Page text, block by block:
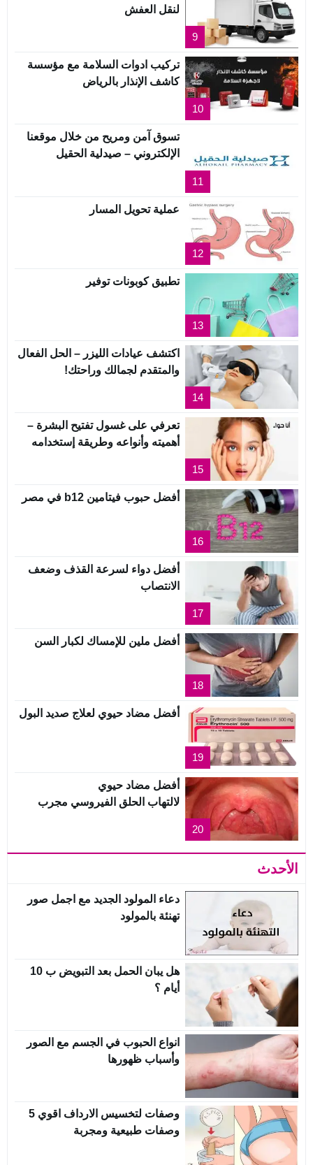
9
لنقل العفش
10
تركيب ادوات السلامة مع مؤسسة
كاشف الإنذار بالرياض
11
تسوق آمن ومريح من خلال موقعنا
الإلكتروني – صيدلية الحقيل
12
عملية تحويل المسار
13
تطبيق كوبونات توفير
14
اكتشف عيادات الليزر – الحل الفعال
والمتقدم لجمالك وراحتك!
15
تعرفي على غسول تفتيح البشرة –
أهميته وأنواعه وطريقة إستخدامه
16
أفضل حبوب فيتامين b12 في مصر
17
أفضل دواء لسرعة القذف وضعف
الانتصاب
18
أفضل ملين للإمساك لكبار السن
19
أفضل مضاد حيوي لعلاج صديد البول
20
أفضل مضاد حيوي
لالتهاب الحلق الفيروسي مجرب
الأحدث
دعاء المولود الجديد مع اجمل صور
تهنئة بالمولود
هل يبان الحمل بعد التبويض ب 10
أيام ؟
انواع الحبوب في الجسم مع الصور
وأسباب ظهورها
وصفات لتخسيس الارداف اقوي 5
وصفات طبيعية ومجربة